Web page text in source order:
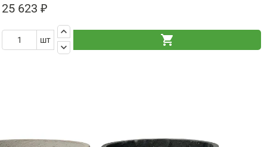
25 623 ₽
шт
keyboard_arrow_up
keyboard_arrow_down
shopping_cart